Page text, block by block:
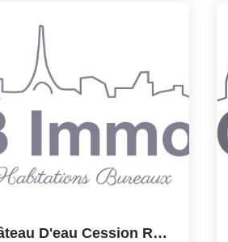
75010 Paris Château D'eau Cession Restaurant 100m2 Cuisine...